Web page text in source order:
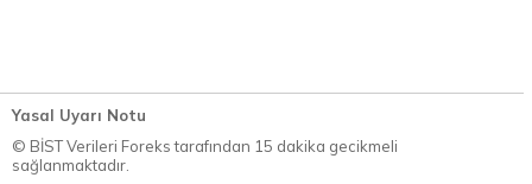
Yasal Uyarı Notu
© BİST Verileri Foreks tarafından 15 dakika gecikmeli
sağlanmaktadır.